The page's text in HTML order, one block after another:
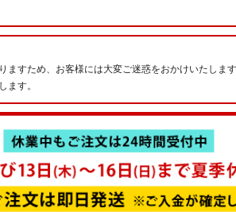
すため、お客様には大変ご迷惑をおかけいたします
ます。